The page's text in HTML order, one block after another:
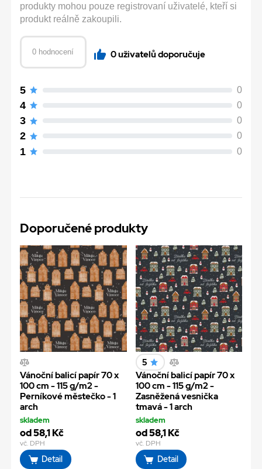
produkty mohou pouze registrovaní uživatelé, kteří si
produkt reálně zakoupili.
0 hodnocení 0 uživatelů doporučuje
5 0
4 0
3 0
2 0
1 0
Doporučené produkty
Vánoční balicí papír 70 x
100 cm - 115 g/m2 -
Perníkové městečko - 1
arch
skladem
od 58,1 Kč
vč. DPH
Detail
5
Vánoční balicí papír 70 x
100 cm - 115 g/m2 -
Zasněžená vesnička
tmavá - 1 arch
skladem
od 58,1 Kč
vč. DPH
Detail